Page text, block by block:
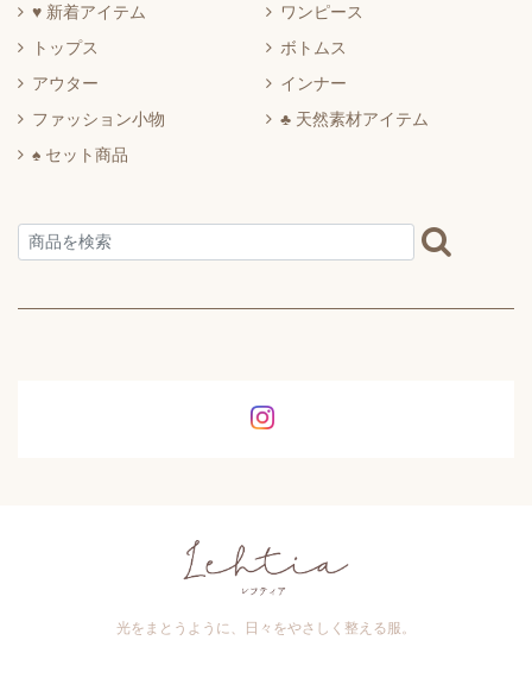
♥ 新着アイテム
ワンピース
トップス
ボトムス
アウター
インナー
ファッション小物
♣ 天然素材アイテム
♠ セット商品
光をまとうように、日々をやさしく整える服。